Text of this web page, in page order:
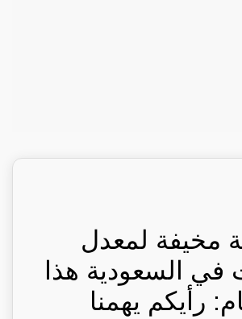
مخيفة لمعدل
في السعودية هذا
رأيكم يهمنا